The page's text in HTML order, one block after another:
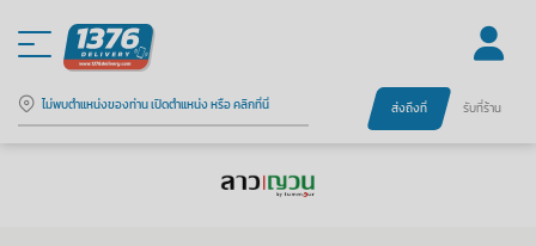
ไม่พบตำแหน่งของท่าน เปิดตำแหน่ง หรือ คลิกที่นี่ ส่งถึงที่ รับที่ร้าน